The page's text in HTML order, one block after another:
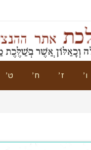
ט’ ח’ ז’ ו’